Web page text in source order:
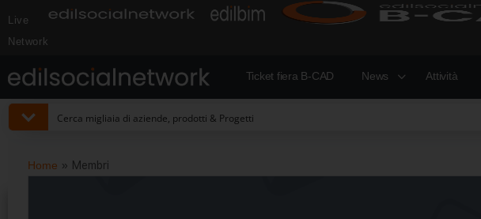
Live
Network
Ticket fiera B-CAD News Attività
Home » Membri